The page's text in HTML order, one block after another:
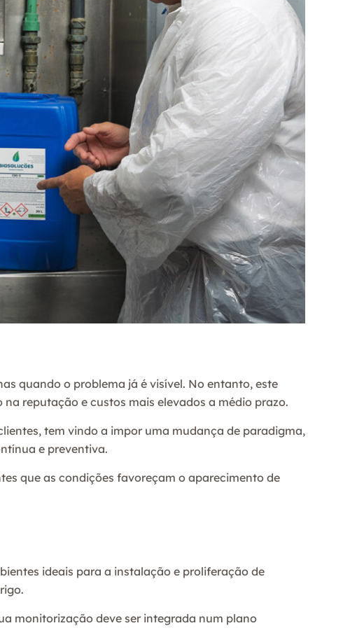
quando o problema já é visível. No entanto, este
reputação e custos mais elevados a médio prazo.
tem vindo a impor uma mudança de paradigma,
e preventiva.
que as condições favoreçam o aparecimento de
ideais para a instalação e proliferação de
monitorização deve ser integrada num plano